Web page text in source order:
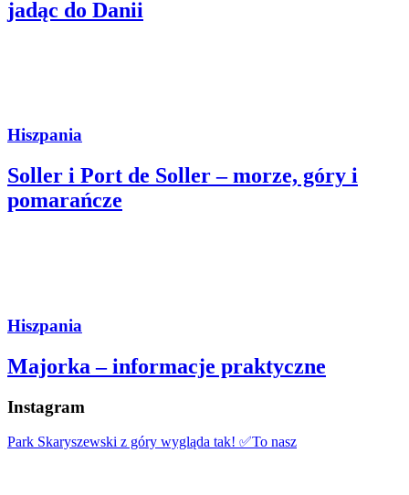
jadąc do Danii
Hiszpania
Soller i Port de Soller – morze, góry i
pomarańcze
Hiszpania
Majorka – informacje praktyczne
Instagram
Park Skaryszewski z góry wygląda tak! ✅To nasz